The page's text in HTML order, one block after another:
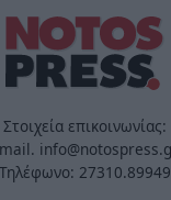
Στοιχεία επικοινωνίας:
Τηλέφωνο: 27310.89949